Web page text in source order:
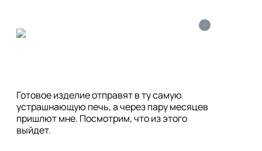
i
Готовое изделие отправят в ту самую
устрашнающую печь, а через пару месяцев
пришлют мне. Посмотрим, что из этого
выйдет.